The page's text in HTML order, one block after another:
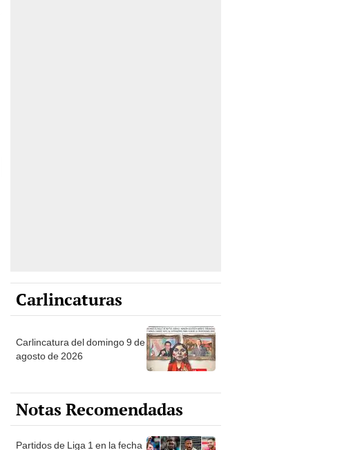
Carlincaturas
Carlincatura del domingo 9 de
agosto de 2026
Notas Recomendadas
Partidos de Liga 1 en la fecha